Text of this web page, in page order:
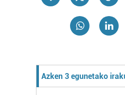
Azken 3 egunetako